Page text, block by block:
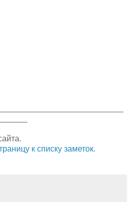
к списку заметок.